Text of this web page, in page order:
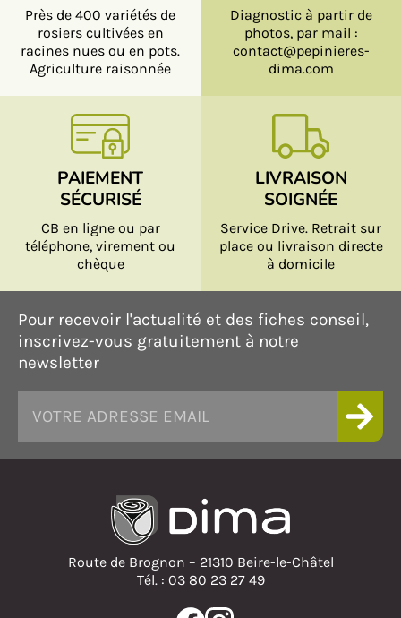
Près de 400 variétés de
rosiers cultivées en
racines nues ou en pots.
Agriculture raisonnée
Diagnostic à partir de
photos, par mail :
contact@pepinieres-
dima.com
PAIEMENT
SÉCURISÉ
CB en ligne ou par
téléphone, virement ou
chèque
LIVRAISON
SOIGNÉE
Service Drive. Retrait sur
place ou livraison directe
à domicile
Pour recevoir l'actualité et des fiches conseil,
inscrivez-vous gratuitement à notre
newsletter
Route de Brognon – 21310 Beire-le-Châtel
Tél. : 03 80 23 27 49